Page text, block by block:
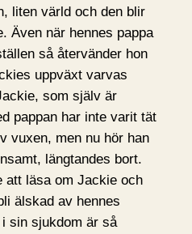
liten värld och den blir
Även när hennes pappa
så återvänder hon
uppväxt varvas
som själv är
pappan har inte varit tät
vuxen, men nu hör han
längtandes bort.
att läsa om Jackie och
älskad av hennes
i sin sjukdom är så